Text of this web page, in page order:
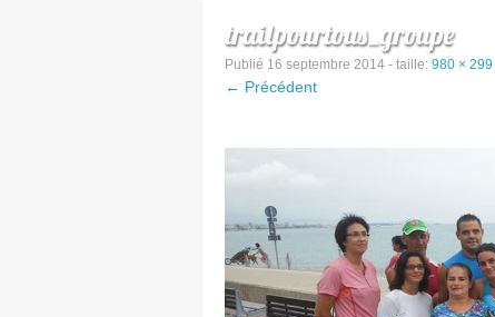
trailpourtous_groupe
Publié 16 septembre 2014 - taille: 980 × 299
← Précédent